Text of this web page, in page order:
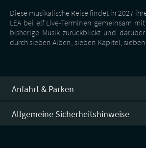
Diese musikalische Reise findet in 2027
LEA bei elf Live-Terminen gemeinsam
bisherige Musik zurückblickt und
durch sieben Alben, sieben Kapitel,
Anfahrt & Parken
Allgemeine Sicherheitshinweise